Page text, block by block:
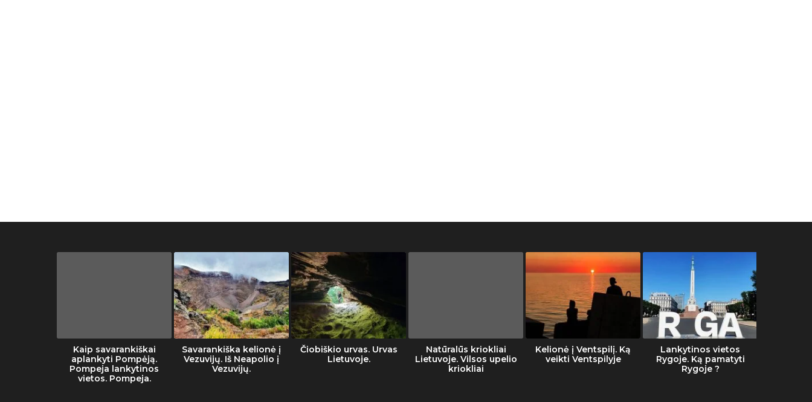
Kaip savarankiškai
aplankyti Pompėją.
Pompeja lankytinos
vietos. Pompeja.
Savarankiška kelionė į
Vezuvijų. Iš Neapolio į
Vezuvijų.
Čiobiškio urvas. Urvas
Lietuvoje.
Natūralūs kriokliai
Lietuvoje. Vilsos upelio
kriokliai
Kelionė į Ventspilį. Ką
veikti Ventspilyje
Lankytinos vietos
Rygoje. Ką pamatyti
Rygoje ?